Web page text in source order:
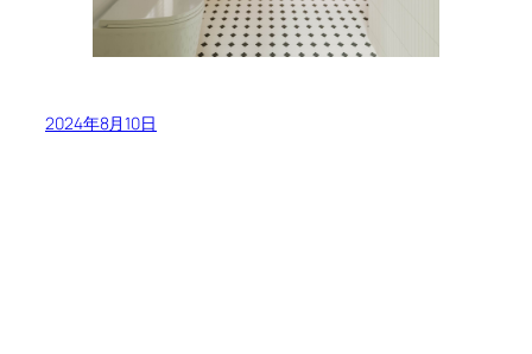
2024年8月10日